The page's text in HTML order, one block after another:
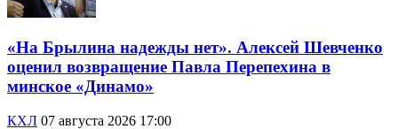
«На Брылина надежды нет». Алексей Шевченко
оценил возвращение Павла Перепехина в
минское «Динамо»
КХЛ 07 августа 2026 17:00